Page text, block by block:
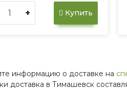
+ Купить
информацию о доставке на
доставка в Тимашевск